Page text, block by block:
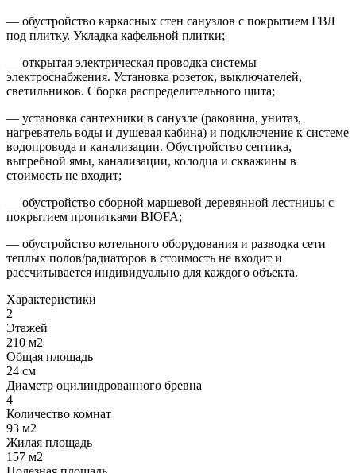
— обустройство каркасных стен санузлов с покрытием ГВЛ
под плитку. Укладка кафельной плитки;
— открытая электрическая проводка системы
электроснабжения. Установка розеток, выключателей,
светильников. Сборка распределительного щита;
— установка сантехники в санузле (раковина, унитаз,
нагреватель воды и душевая кабина) и подключение к системе
водопровода и канализации. Обустройство септика,
выгребной ямы, канализации, колодца и скважины в
стоимость не входит;
— обустройство сборной маршевой деревянной лестницы с
покрытием пропитками BIOFA;
— обустройство котельного оборудования и разводка сети
теплых полов/радиаторов в стоимость не входит и
рассчитывается индивидуально для каждого объекта.
Характеристики
2
Этажей
210 м2
Общая площадь
24 см
Диаметр оцилиндрованного бревна
4
Количество комнат
93 м2
Жилая площадь
157 м2